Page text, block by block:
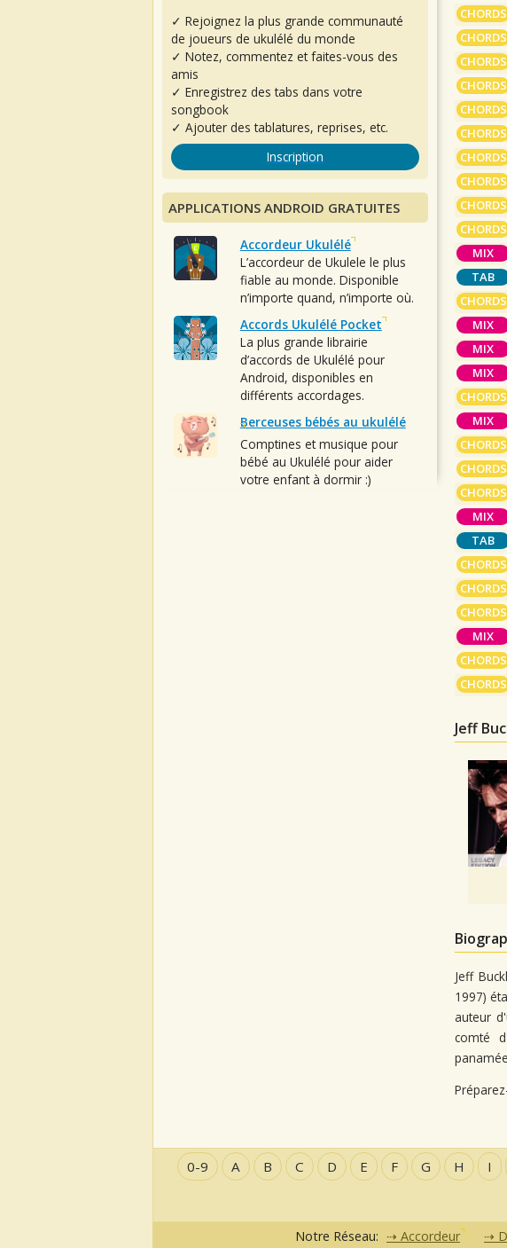
CHORDS
CHORDS
CHORDS
CHORDS
CHORDS
CHORDS
CHORDS
CHORDS
CHORDS
CHORDS
MIX
TAB
CHORDS
MIX
MIX
MIX
CHORDS
MIX
CHORDS
CHORDS
CHORDS
MIX
TAB
CHORDS
CHORDS
CHORDS
MIX
CHORDS
CHORDS
Jeff
Jeff
1997)
auteur
comté
✓ Rejoignez la plus grande communauté
de joueurs de ukulélé du monde
✓ Notez, commentez et faites-vous des
amis
✓ Enregistrez des tabs dans votre
songbook
✓ Ajouter des tablatures, reprises, etc.
Inscription
APPLICATIONS ANDROID GRATUITES
Accordeur Ukulélé
L’accordeur de Ukulele le plus
fiable au monde. Disponible
n’importe quand, n’importe où.
Accords Ukulélé Pocket
La plus grande librairie
d’accords de Ukulélé pour
Android, disponibles en
différents accordages.
Berceuses bébés au ukulélé
Comptines et musique pour
bébé au Ukulélé pour aider
votre enfant à dormir :)
0-9 A B C D E F G H I
Notre Réseau: Accordeur